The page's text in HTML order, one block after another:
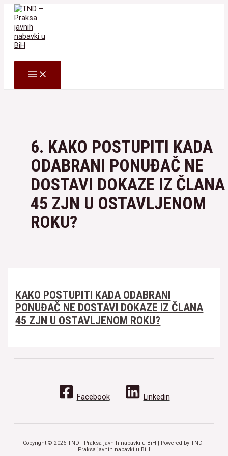
Skip
content
MAIN
MENU
6. KAKO POSTUPITI KADA
ODABRANI PONUĐAČ NE
DOSTAVI DOKAZE IZ ČLANA
45 ZJN U OSTAVLJENOM
ROKU?
KAKO POSTUPITI KADA ODABRANI
PONUĐAČ NE DOSTAVI DOKAZE IZ ČLANA
45 ZJN U OSTAVLJENOM ROKU?
Facebook Linkedin
Copyright © 2026 TND - Praksa javnih nabavki u BiH | Powered by TND -
Praksa javnih nabavki u BiH